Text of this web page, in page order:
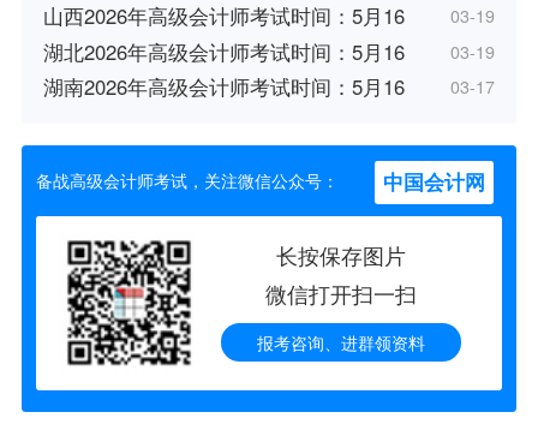
山西2026年高级会计师考试时间：5月16 03-19
湖北2026年高级会计师考试时间：5月16 03-19
湖南2026年高级会计师考试时间：5月16 03-17
备战高级会计师考试，关注微信公众号： 中国会计网
长按保存图片
微信打开扫一扫
报考咨询、进群领资料